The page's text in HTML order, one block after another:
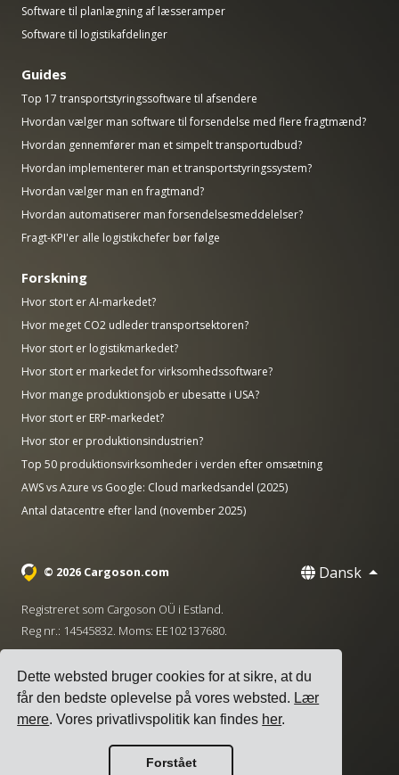
Dette websted bruger cookies for at sikre, at du
får den bedste oplevelse på vores websted. Lær
mere. Vores privatlivspolitik kan findes her.
Forstået
Software til planlægning af læsseramper
Software til logistikafdelinger
Guides
Top 17 transportstyringssoftware til afsendere
Hvordan vælger man software til forsendelse med flere fragtmænd?
Hvordan gennemfører man et simpelt transportudbud?
Hvordan implementerer man et transportstyringssystem?
Hvordan vælger man en fragtmand?
Hvordan automatiserer man forsendelsesmeddelelser?
Fragt-KPI'er alle logistikchefer bør følge
Forskning
Hvor stort er AI-markedet?
Hvor meget CO2 udleder transportsektoren?
Hvor stort er logistikmarkedet?
Hvor stort er markedet for virksomhedssoftware?
Hvor mange produktionsjob er ubesatte i USA?
Hvor stort er ERP-markedet?
Hvor stor er produktionsindustrien?
Top 50 produktionsvirksomheder i verden efter omsætning
AWS vs Azure vs Google: Cloud markedsandel (2025)
Antal datacentre efter land (november 2025)
© 2026 Cargoson.com Dansk
Registreret som Cargoson OÜ i Estland.
Reg nr.: 14545832. Moms: EE102137680.
+372 5555 0028 · hello@cargoson.com
Servicevilkår | Privatlivspolitik Cookie-politik